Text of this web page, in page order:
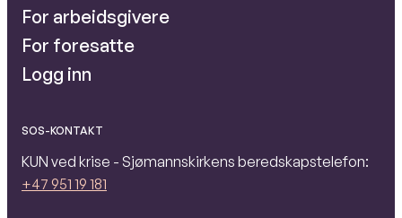
For arbeidsgivere
For foresatte
Logg inn
SOS-KONTAKT
KUN ved krise - Sjømannskirkens beredskapstelefon:
+47 951 19 181